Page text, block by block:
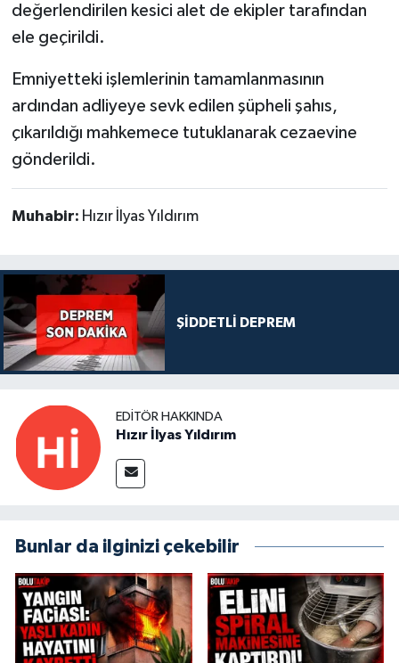
değerlendirilen kesici alet de ekipler tarafından
ele geçirildi.
Emniyetteki işlemlerinin tamamlanmasının
ardından adliyeye sevk edilen şüpheli şahıs,
çıkarıldığı mahkemece tutuklanarak cezaevine
gönderildi.
Muhabir: Hızır İlyas Yıldırım
ŞİDDETLİ DEPREM
EDITÖR HAKKINDA
Hızır İlyas Yıldırım
Bunlar da ilginizi çekebilir